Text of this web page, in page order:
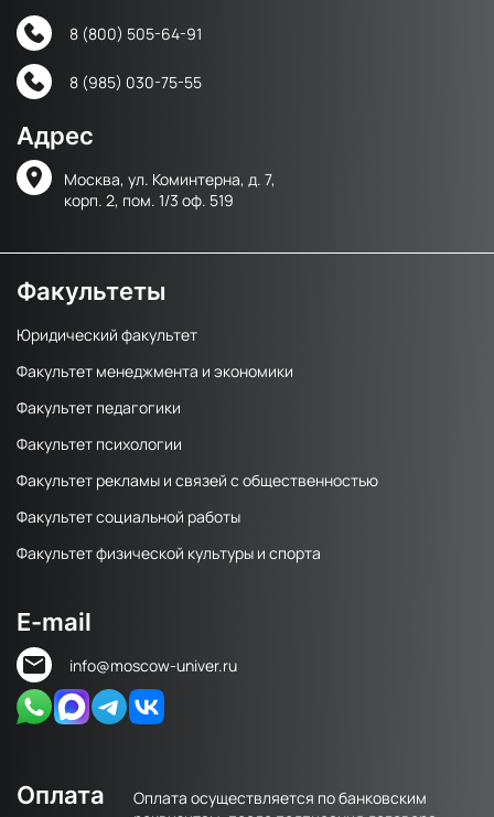
8 (800) 505-64-91
8 (985) 030-75-55
Адрес
Москва, ул. Коминтерна, д. 7,
корп. 2, пом. 1/3 оф. 519
Факультеты
Юридический факультет
Факультет менеджмента и экономики
Факультет педагогики
Факультет психологии
Факультет рекламы и связей с общественностью
Факультет социальной работы
Факультет физической культуры и спорта
E-mail
info@moscow-univer.ru
Оплата
Оплата осуществляется по банковским